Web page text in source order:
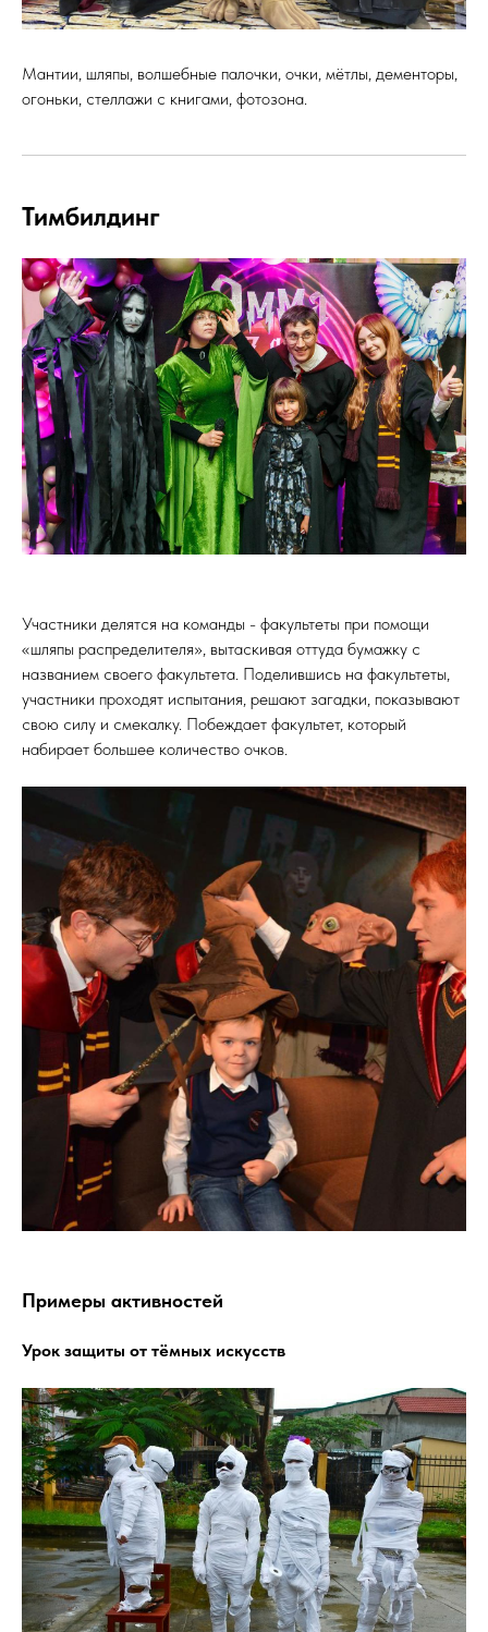
Мантии, шляпы, волшебные палочки, очки, мётлы, дементоры,
огоньки, стеллажи с книгами, фотозона.
Тимбилдинг
Участники делятся на команды - факультеты при помощи
«шляпы распределителя», вытаскивая оттуда бумажку с
названием своего факультета. Поделившись на факультеты,
участники проходят испытания, решают загадки, показывают
свою силу и смекалку. Побеждает факультет, который
набирает большее количество очков.
Примеры активностей
Урок защиты от тёмных искусств